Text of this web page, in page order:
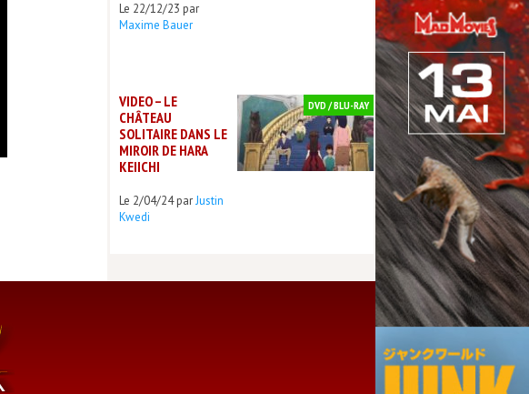
Le 22/12/23 par
Maxime Bauer
VIDEO – LE
CHÂTEAU
SOLITAIRE DANS LE
MIROIR DE HARA
KEIICHI
Le 2/04/24 parJustin
Kwedi
DVD / BLU-RAY